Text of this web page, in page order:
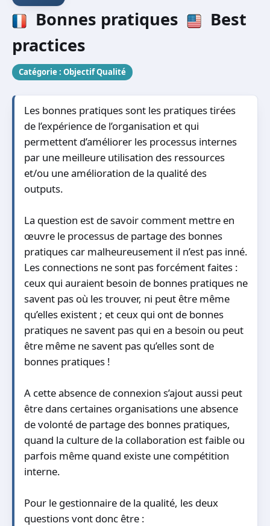
Bonnes pratiques
Best
practices
Catégorie : Objectif Qualité
Les bonnes pratiques sont les pratiques tirées
de l’expérience de l’organisation et qui
permettent d’améliorer les processus internes
par une meilleure utilisation des ressources
et/ou une amélioration de la qualité des
outputs.
La question est de savoir comment mettre en
œuvre le processus de partage des bonnes
pratiques car malheureusement il n’est pas inné.
Les connections ne sont pas forcément faites :
ceux qui auraient besoin de bonnes pratiques ne
savent pas où les trouver, ni peut être même
qu’elles existent ; et ceux qui ont de bonnes
pratiques ne savent pas qui en a besoin ou peut
être même ne savent pas qu’elles sont de
bonnes pratiques !
A cette absence de connexion s’ajout aussi peut
être dans certaines organisations une absence
de volonté de partage des bonnes pratiques,
quand la culture de la collaboration est faible ou
parfois même quand existe une compétition
interne.
Pour le gestionnaire de la qualité, les deux
questions vont donc être :